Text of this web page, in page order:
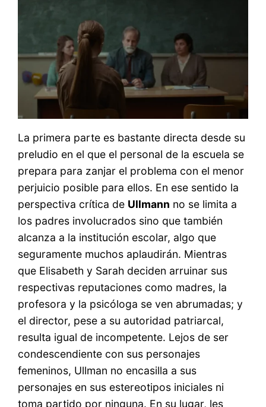
La primera parte es bastante directa desde su
preludio en el que el personal de la escuela se
prepara para zanjar el problema con el menor
perjuicio posible para ellos. En ese sentido la
perspectiva crítica de Ullmann no se limita a
los padres involucrados sino que también
alcanza a la institución escolar, algo que
seguramente muchos aplaudirán. Mientras
que Elisabeth y Sarah deciden arruinar sus
respectivas reputaciones como madres, la
profesora y la psicóloga se ven abrumadas; y
el director, pese a su autoridad patriarcal,
resulta igual de incompetente. Lejos de ser
condescendiente con sus personajes
femeninos, Ullman no encasilla a sus
personajes en sus estereotipos iniciales ni
toma partido por ninguna. En su lugar, les